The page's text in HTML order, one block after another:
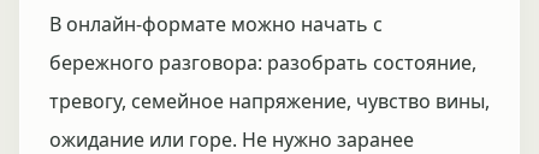
В онлайн-формате можно начать с
бережного разговора: разобрать состояние,
тревогу, семейное напряжение, чувство вины,
ожидание или горе. Не нужно заранее